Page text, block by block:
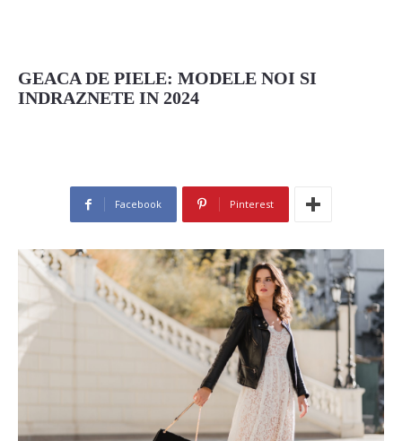
GEACA DE PIELE: MODELE NOI SI
INDRAZNETE IN 2024
Facebook Pinterest